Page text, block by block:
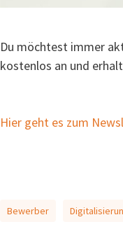
Du möchtest immer
kostenlos an und
Hier geht es zum
Bewerber